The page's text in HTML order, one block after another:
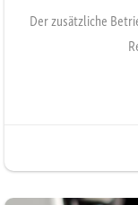
Der zusätzliche